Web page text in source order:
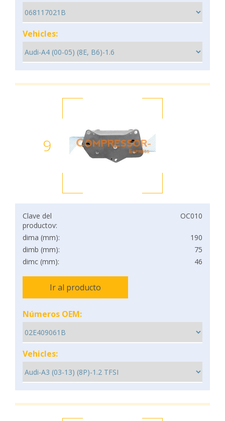
Vehicles:
9
Clave del
productov:
OC010
dima (mm):
190
dimb (mm):
75
dimc (mm):
46
Ir al producto
Números OEM:
Vehicles: